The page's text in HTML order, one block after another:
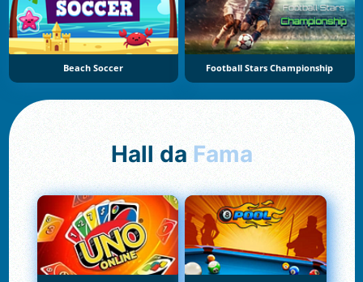
Beach Soccer Football Stars Championship
Hall da Fama